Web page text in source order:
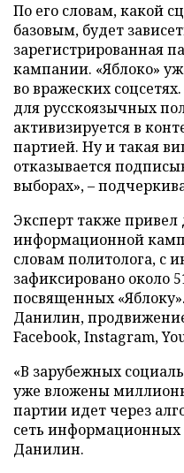
По его словам, какой
базовым, будет
зарегистрированная
кампании. «Яблоко»
во вражеских
для русскоязычных
активизируется в
партией. Ну и такая
отказывается
выборах», –
Эксперт также
информационной
словам политолога, с
зафиксировано около
посвященных
Данилин,
Facebook, Instagram,
«В зарубежных
уже вложены
партии идет через
сеть информационных
Данилин.